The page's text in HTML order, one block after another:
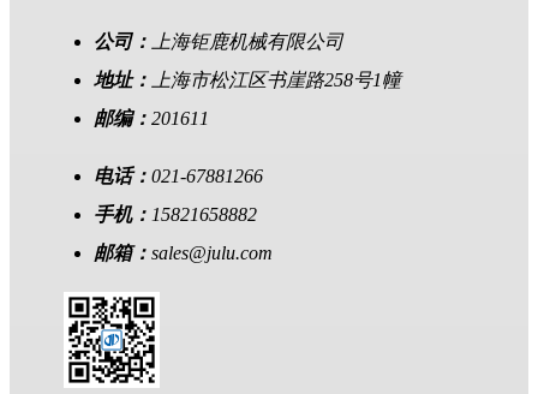
公司：
上海钜鹿机械有限公司
地址：
上海市松江区书崖路258号1幢
邮编： 201611
电话： 021-67881266
手机： 15821658882
邮箱： sales@julu.com